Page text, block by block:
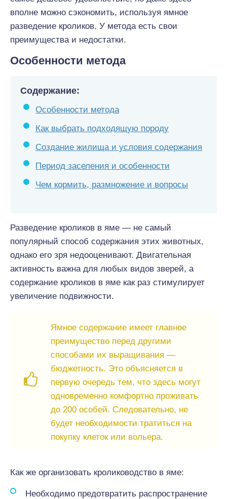
вполне можно сэкономить, используя ямное
разведение кроликов. У метода есть свои
преимущества и недостатки.
Особенности метода
Содержание:
Особенности метода
Как выбрать подходящую породу
Создание жилища и условия содержания
Период заселения и особенности
Чем кормить, размножение и вопросы
Разведение кроликов в яме — не самый
популярный способ содержания этих животных,
однако его зря недооценивают. Двигательная
активность важна для любых видов зверей, а
содержание кроликов в яме как раз стимулирует
увеличение подвижности.
Ямное содержание имеет главное
преимущество перед другими
способами их выращивания —
бюджетность. Это объясняется в
первую очередь тем, что здесь могут
одновременно комфортно проживать
до 200 особей. Следовательно, не
будет необходимости тратиться на
покупку клеток или вольера.
Как же организовать кролиководство в яме:
Необходимо предотвратить распространение